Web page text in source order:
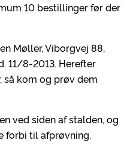
10 bestillinger før der
Møller, Viborgvej 88,
11/8-2013. Herefter
så kom og prøv dem
ved siden af stalden, og
forbi til afprøvning.